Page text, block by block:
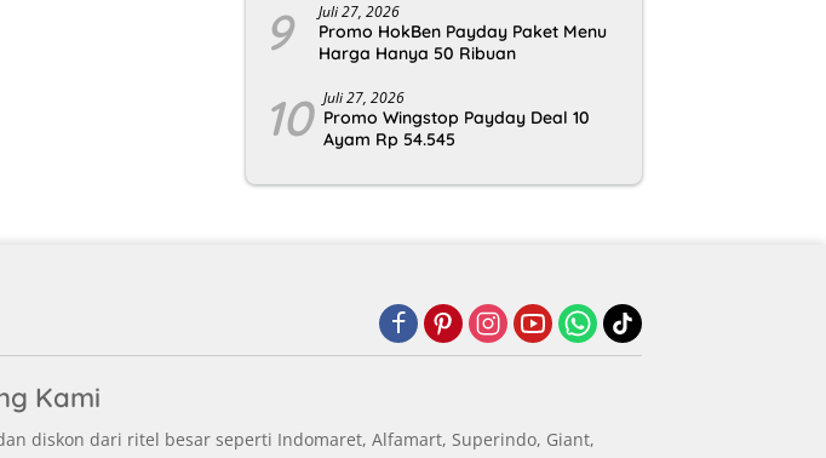
9 Juli 27, 2026
Promo HokBen Payday Paket Menu
Harga Hanya 50 Ribuan
10 Juli 27, 2026
Promo Wingstop Payday Deal 10
Ayam Rp 54.545
Kami
diskon dari ritel besar seperti Indomaret, Alfamart, Superindo, Giant,